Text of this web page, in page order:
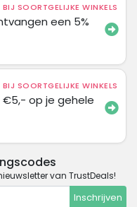
SOORTGELIJKE WINKELS
een 5%
SOORTGELIJKE WINKELS
op je gehele
van TrustDeals!
Inschrijven